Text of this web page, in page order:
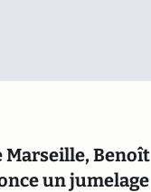
Marseille, Benoît
un jumelage